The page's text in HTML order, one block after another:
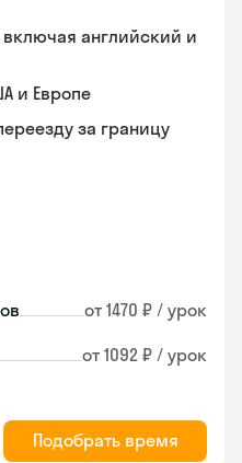
включая английский и
и Европе
за границу
от 1470 ₽ / урок
от 1092 ₽ / урок
Подобрать время